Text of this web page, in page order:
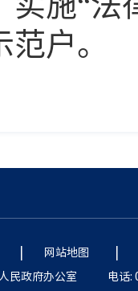
户。
| 网站地图 |
民政府办公室
电话: